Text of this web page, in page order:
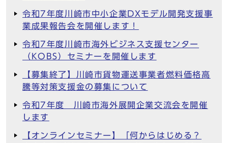
令和7年度川崎市中小企業DXモデル開発支援事
業成果報告会を開催します！
令和7年度川崎市海外ビジネス支援センター
（KOBS）セミナーを開催します
【募集終了】川崎市貨物運送事業者燃料価格高
騰等対策支援金の募集について
令和7年度 川崎市海外展開企業交流会を開催
します
【オンラインセミナー】「何からはじめる？